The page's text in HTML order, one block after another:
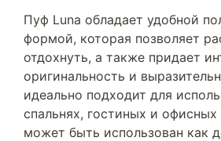
Пуф Luna обладает удобной
формой, которая позволяет
отдохнуть, а также придает
оригинальность и
идеально подходит для
спальнях, гостиных и
может быть использован как